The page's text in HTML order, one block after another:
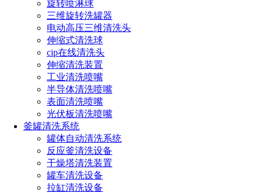
旋转喷淋球
三维旋转洗罐器
电动高压三维清洗头
伸缩式清洗球
cip在线清洗头
伸缩清洗装置
工业清洗喷嘴
半导体清洗喷嘴
表面清洗喷嘴
光伏板清洗喷嘴
釜罐清洗系统
罐体自动清洗系统
反应釜清洗设备
干燥塔清洗装置
罐车清洗设备
拉缸清洗设备
一、电池储能系统的基本原理
电池储能系统是一种将电能储存起来以供后续使用的技
术。它们由多个电池单元组成，这些单元可以充电和放电。最
常见的电池类型包括锂离子电池、铅酸电池和钠硫电池。电池
储能系统的基本原理如下：
充电：当电力系统供电过剩时（例如，太阳能或风能产生
的电力多于需求），电池储能系统将电力用来充电。这有助于
最大程度地利用可再生能源，防止浪费。
储存：一旦电池充满电，它们可以储存这些电能，以备不
时之需。这意味着在电力需求高峰期或电力系统出现问题时，
电池可以释放储存的电能，稳定电网并满足需求。